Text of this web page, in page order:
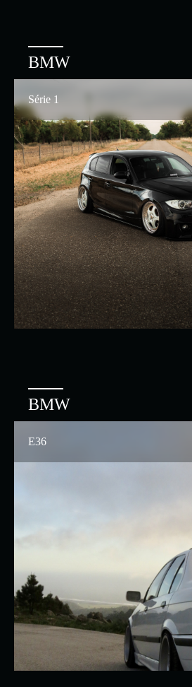
BMW
Série 1
BMW
E36